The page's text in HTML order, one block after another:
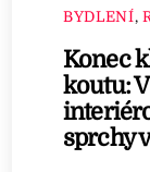
BYDLENÍ,
Konec
koutu:
sprchy